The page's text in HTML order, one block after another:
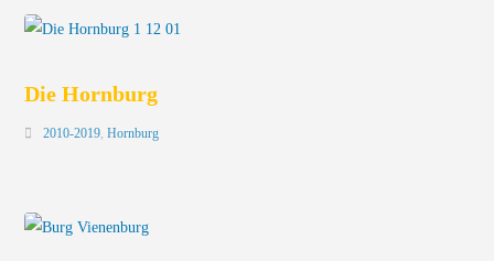
Die Hornburg
2010-2019,Hornburg